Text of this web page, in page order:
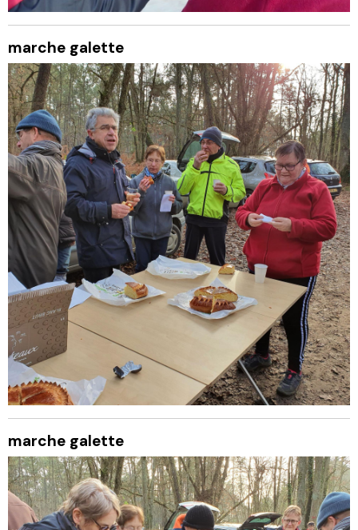
marche galette
marche galette